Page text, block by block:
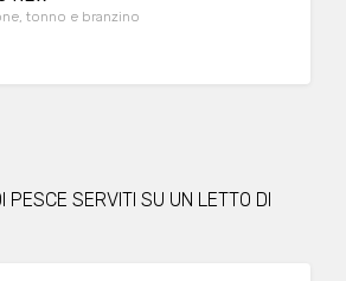
tonno e branzino
PESCE SERVITI SU UN LETTO DI